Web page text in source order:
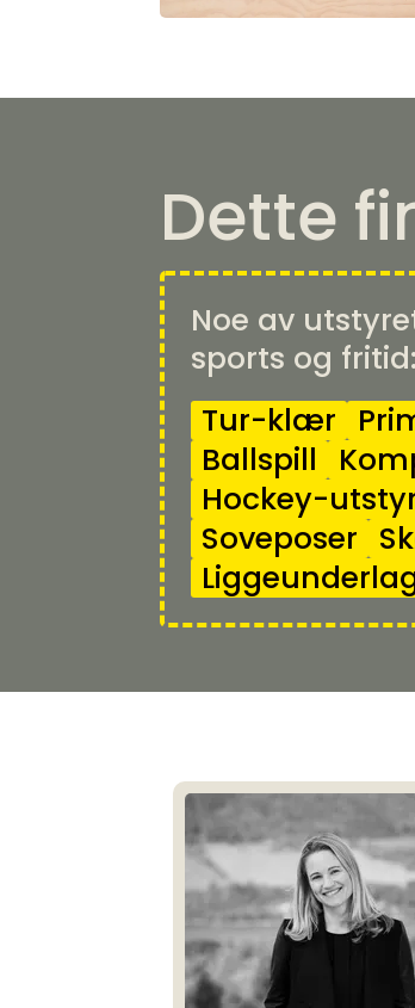
Dette
Noe av
sports og fritid:
Tur-klær
Ballspill
Hockey-
Soveposer